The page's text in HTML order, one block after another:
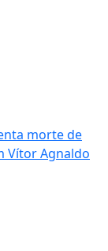
morte de
Vítor Agnaldo